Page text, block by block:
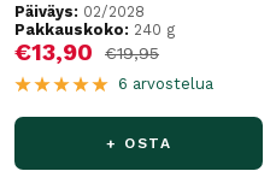
Päiväys: 02/2028
Pakkauskoko: 240 g
Alennushinta
€13,90 Normaalihinta
€19,95
6 arvostelua
+ OSTA